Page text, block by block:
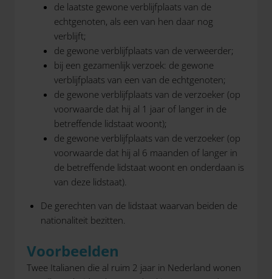
de laatste gewone verblijfplaats van de
echtgenoten, als een van hen daar nog
verblijft;
de gewone verblijfplaats van de verweerder;
bij een gezamenlijk verzoek: de gewone
verblijfplaats van een van de echtgenoten;
de gewone verblijfplaats van de verzoeker (op
voorwaarde dat hij al 1 jaar of langer in de
betreffende lidstaat woont);
de gewone verblijfplaats van de verzoeker (op
voorwaarde dat hij al 6 maanden of langer in
de betreffende lidstaat woont en onderdaan is
van deze lidstaat).
De gerechten van de lidstaat waarvan beiden de
nationaliteit bezitten.
Voorbeelden
Twee Italianen die al ruim 2 jaar in Nederland wonen